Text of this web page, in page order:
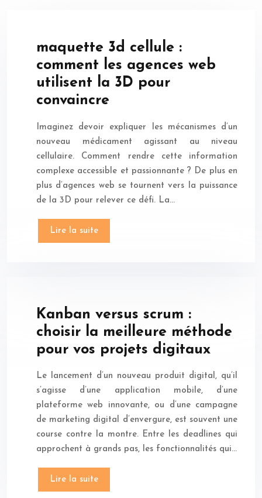
maquette 3d cellule :
comment les agences web
utilisent la 3D pour
convaincre
Imaginez devoir expliquer les mécanismes d’un
nouveau médicament agissant au niveau
cellulaire. Comment rendre cette information
complexe accessible et passionnante ? De plus en
plus d’agences web se tournent vers la puissance
de la 3D pour relever ce défi. La…
Lire la suite
Kanban versus scrum :
choisir la meilleure méthode
pour vos projets digitaux
Le lancement d’un nouveau produit digital, qu’il
s’agisse d’une application mobile, d’une
plateforme web innovante, ou d’une campagne
de marketing digital d’envergure, est souvent une
course contre la montre. Entre les deadlines qui
approchent à grands pas, les fonctionnalités qui…
Lire la suite